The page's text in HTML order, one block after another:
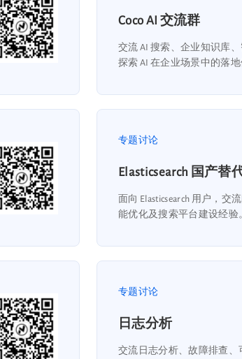
Coco AI 交流群
交流 AI 搜索、企业知识库、
探索 AI 在企业场景中的落地
专题讨论
Elasticsearch 国产替
面向 Elasticsearch 用户，交
能优化及搜索平台建设经验
专题讨论
日志分析
交流日志分析、故障排查